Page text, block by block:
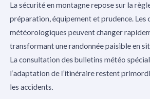
La sécurité en montagne repose sur la
préparation, équipement et prudence. Les
météorologiques peuvent changer
transformant une randonnée paisible en
La consultation des bulletins météo
l’adaptation de l’itinéraire restent
les accidents.